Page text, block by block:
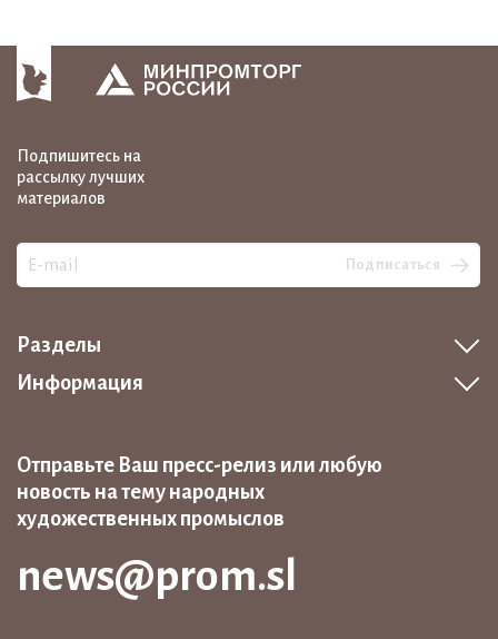
Подпишитесь на
рассылку лучших
материалов
Подписаться
Разделы
Информация
Отправьте Ваш пресс-релиз или любую
новость на тему народных
художественных промыслов
news@prom.sl